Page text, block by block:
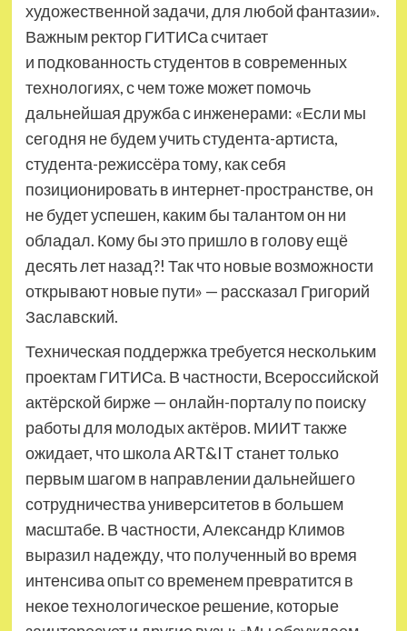
художественной задачи, для любой фантазии».
Важным ректор ГИТИСа считает
и подкованность студентов в современных
технологиях, с чем тоже может помочь
дальнейшая дружба с инженерами: «Если мы
сегодня не будем учить студента-артиста,
студента-режиссёра тому, как себя
позиционировать в интернет-пространстве, он
не будет успешен, каким бы талантом он ни
обладал. Кому бы это пришло в голову ещё
десять лет назад?! Так что новые возможности
открывают новые пути» — рассказал Григорий
Заславский.
Техническая поддержка требуется нескольким
проектам ГИТИСа. В частности, Всероссийской
актёрской бирже — онлайн-порталу по поиску
работы для молодых актёров. МИИТ также
ожидает, что школа ART&IT станет только
первым шагом в направлении дальнейшего
сотрудничества университетов в большем
масштабе. В частности, Александр Климов
выразил надежду, что полученный во время
интенсива опыт со временем превратится в
некое технологическое решение, которые